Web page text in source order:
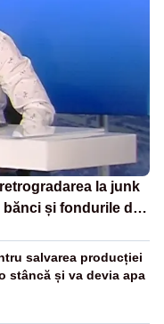
la junk
și fondurile de
salvarea producției
stâncă și va devia apa